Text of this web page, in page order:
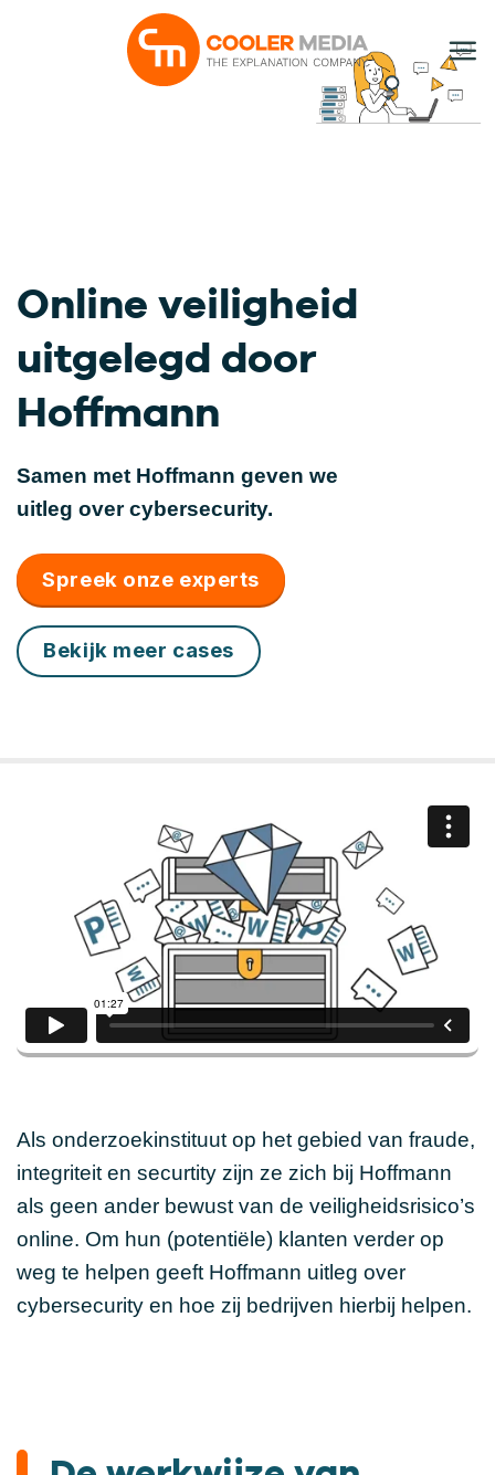
Online veiligheid
uitgelegd door
Hoffmann
Samen met Hoffmann geven we
uitleg over cybersecurity.
Spreek onze experts
Bekijk meer cases
Als onderzoekinstituut op het gebied van fraude,
integriteit en securtity zijn ze zich bij Hoffmann
als geen ander bewust van de veiligheidsrisico’s
online. Om hun (potentiële) klanten verder op
weg te helpen geeft Hoffmann uitleg over
cybersecurity en hoe zij bedrijven hierbij helpen.